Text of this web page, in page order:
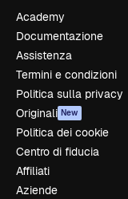
Academy
Documentazione
Assistenza
Termini e condizioni
Politica sulla privacy
Originali New
Politica dei cookie
Centro di fiducia
Affiliati
Aziende